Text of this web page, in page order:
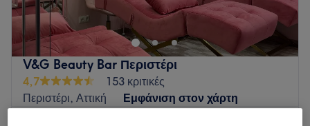
V&G Beauty Bar Περιστέρι
4,7
153 κριτικές
Περιστέρι, Αττική
Εμφάνιση στον χάρτη